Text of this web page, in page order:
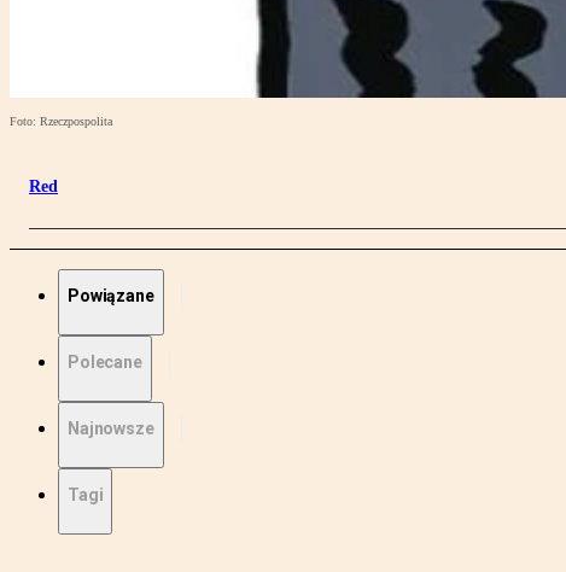
Foto: Rzeczpospolita
Red
Powiązane
Polecane
Najnowsze
Tagi